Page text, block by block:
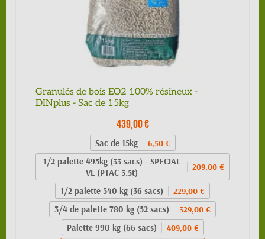
Granulés de bois EO2 100% résineux -
DINplus - Sac de 15kg
439,00 €
Sac de 15kg 6,50 €
1/2 palette 495kg (33 sacs) - SPECIAL
VL (PTAC 3.5t)
209,00 €
1/2 palette 540 kg (36 sacs) 229,00 €
3/4 de palette 780 kg (52 sacs) 329,00 €
Palette 990 kg (66 sacs) 409,00 €